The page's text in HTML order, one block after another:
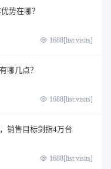
势在哪？
1688[list:visits]
哪几点？
1688[list:visits]
销售目标剑指4万台
1688[list:visits]